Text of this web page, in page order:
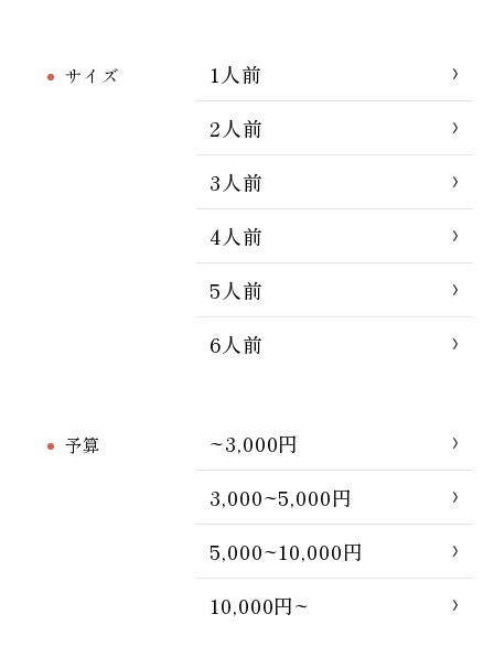
サイズ
1人前
2人前
3人前
4人前
5人前
6人前
予算
~3,000円
3,000~5,000円
5,000~10,000円
10,000円~